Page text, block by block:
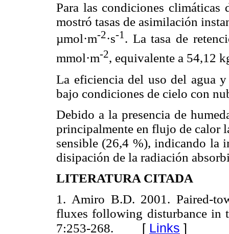
Para las condiciones climáticas
mostró tasas de asimilación
µmol·m-2·s-1 . La tasa de
mmol·m-2, equivalente a 54,12
La eficiencia del uso del agua
bajo condiciones de cielo con
Debido a la presencia de
principalmente en flujo de calor
sensible (26,4 %), indicando la
disipación de la radiación
LITERATURA CITADA
1. Amiro B.D. 2001. Paired-
fluxes following disturbance in
7:253-268. [ Links ]